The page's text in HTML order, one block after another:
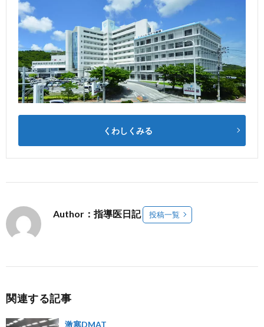
くわしくみる
Author：指導医日記 投稿一覧
関連する記事
激寒DMAT